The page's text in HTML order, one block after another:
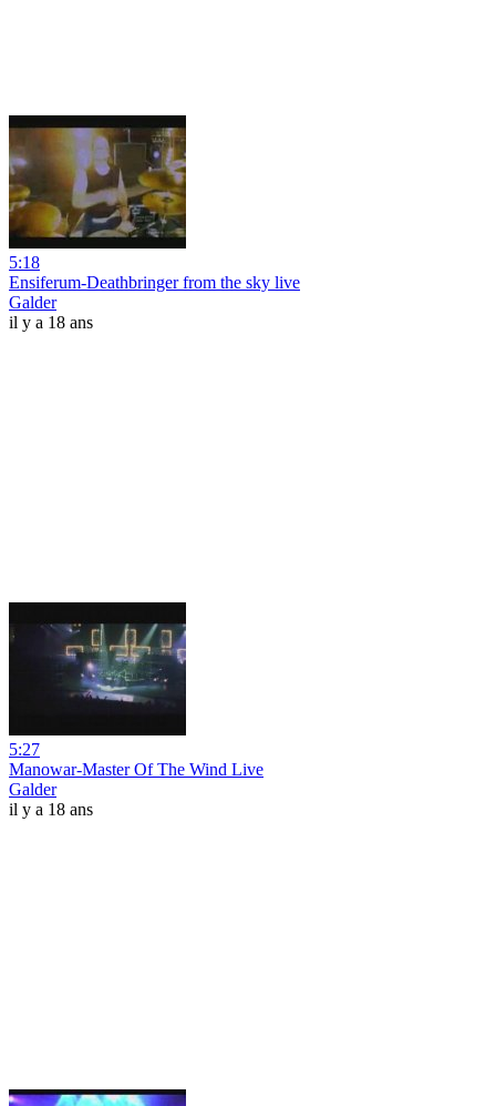
5:18
Ensiferum-Deathbringer from the sky live
Galder
il y a 18 ans
5:27
Manowar-Master Of The Wind Live
Galder
il y a 18 ans